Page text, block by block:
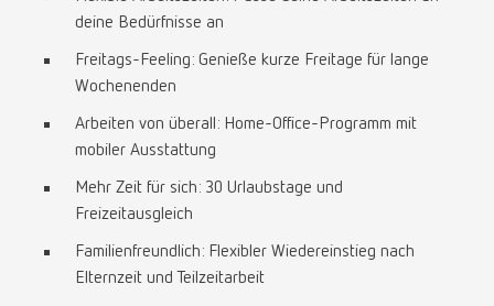
deine Bedürfnisse an
Freitags-Feeling: Genieße kurze Freitage für lange
Wochenenden
Arbeiten von überall: Home-Office-Programm mit
mobiler Ausstattung
Mehr Zeit für sich: 30 Urlaubstage und
Freizeitausgleich
Familienfreundlich: Flexibler Wiedereinstieg nach
Elternzeit und Teilzeitarbeit